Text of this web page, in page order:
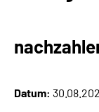
Datum: